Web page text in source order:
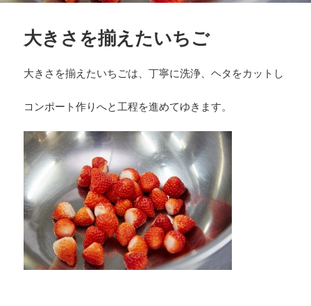
大きさを揃えたいちご
大きさを揃えたいちごは、丁寧に洗浄、ヘタをカットし
コンポート作りへと工程を進めてゆきます。